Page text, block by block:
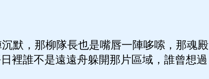
默，那柳隊長也是嘴唇一陣哆嗦，那魂殿
裡誰不是遠遠舟躲開那片區域，誰曾想過